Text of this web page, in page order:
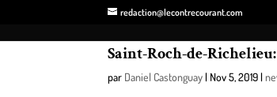
redaction@lecontrecourant.com
Saint-Roch-de-
par Daniel Castonguay| Nov 5, 2019|